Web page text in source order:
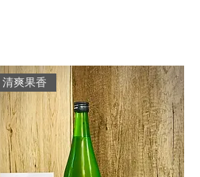
清爽果香